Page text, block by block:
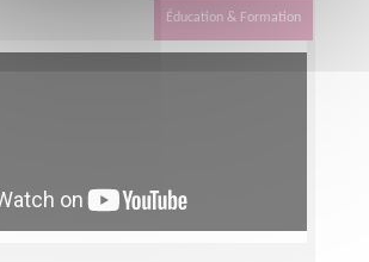
Éducation & Formation